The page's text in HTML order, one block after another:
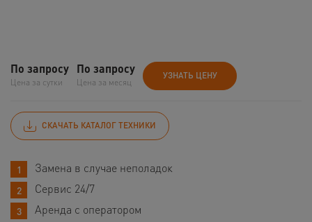
По запросу
Цена за сутки
По запросу
Цена за месяц
УЗНАТЬ ЦЕНУ
СКАЧАТЬ КАТАЛОГ ТЕХНИКИ
Замена в случае неполадок
Сервис 24/7
Аренда с оператором